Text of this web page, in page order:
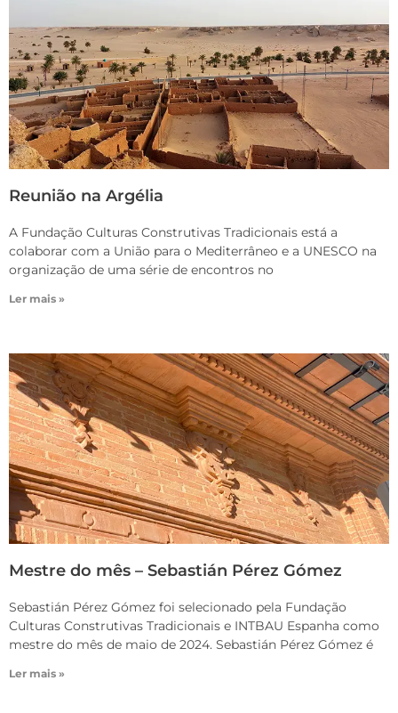
Reunião na Argélia
A Fundação Culturas Construtivas Tradicionais está a
colaborar com a União para o Mediterrâneo e a UNESCO na
organização de uma série de encontros no
Ler mais »
Mestre do mês – Sebastián Pérez Gómez
Sebastián Pérez Gómez foi selecionado pela Fundação
Culturas Construtivas Tradicionais e INTBAU Espanha como
mestre do mês de maio de 2024. Sebastián Pérez Gómez é
Ler mais »